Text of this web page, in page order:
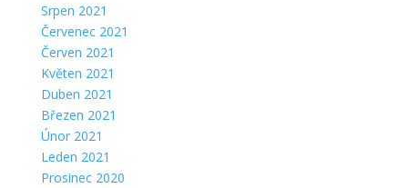
Srpen 2021
Červenec 2021
Červen 2021
Květen 2021
Duben 2021
Březen 2021
Únor 2021
Leden 2021
Prosinec 2020